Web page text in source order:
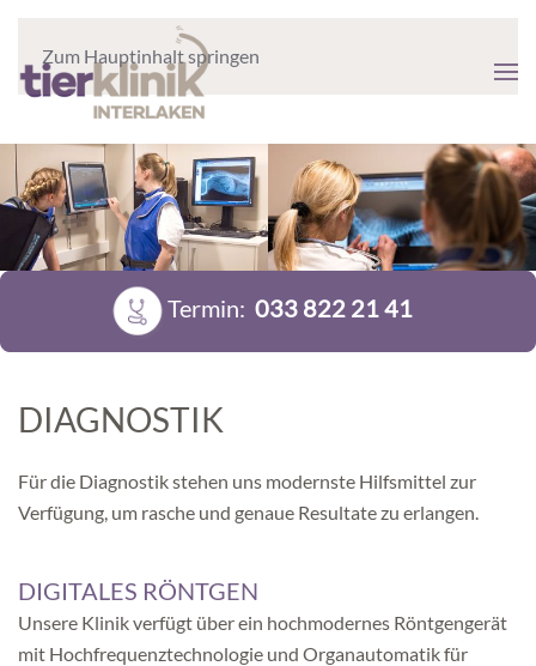
Zum Hauptinhalt springen
Termin: 033 822 21 41
DIAGNOSTIK
Für die Diagnostik stehen uns modernste Hilfsmittel zur
Verfügung, um rasche und genaue Resultate zu erlangen.
DIGITALES RÖNTGEN
Unsere Klinik verfügt über ein hochmodernes Röntgengerät
mit Hochfrequenztechnologie und Organautomatik für